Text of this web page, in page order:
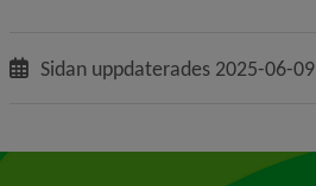
Sidan uppdaterades 2025-06-09